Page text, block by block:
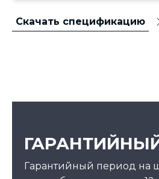
Скачать спецификацию
Гарантийный период на